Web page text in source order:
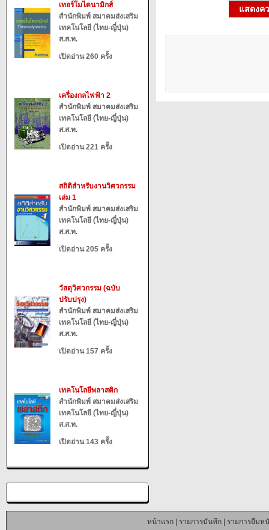
เทอร์โมไดนามิกส์
สำนักพิมพ์ สมาคมส่งเสริม
เทคโนโลยี (ไทย-ญี่ปุ่น)
ส.ส.ท.
เปิดอ่าน 260 ครั้ง
เครื่องกลไฟฟ้า 2
สำนักพิมพ์ สมาคมส่งเสริม
เทคโนโลยี (ไทย-ญี่ปุ่น)
ส.ส.ท.
เปิดอ่าน 221 ครั้ง
สถิติสำหรับงานวิศวกรรม
เล่ม 1
สำนักพิมพ์ สมาคมส่งเสริม
เทคโนโลยี (ไทย-ญี่ปุ่น)
ส.ส.ท.
เปิดอ่าน 205 ครั้ง
วัสดุวิศวกรรม (ฉบับ
ปรับปรุง)
สำนักพิมพ์ สมาคมส่งเสริม
เทคโนโลยี (ไทย-ญี่ปุ่น)
ส.ส.ท.
เปิดอ่าน 157 ครั้ง
เทคโนโลยีพลาสติก
สำนักพิมพ์ สมาคมส่งเสริม
เทคโนโลยี (ไทย-ญี่ปุ่น)
ส.ส.ท.
เปิดอ่าน 143 ครั้ง
แสดงค
หน้าแรก| รายการบันทึก| รายการยืมห